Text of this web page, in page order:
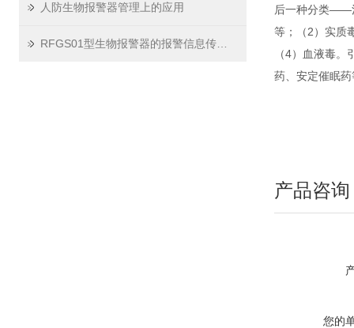
人防生物报警器管理上的应用
后一种分类――
等；（2）实质
（4）血液毒
药、安定催眠药
产品咨询
您的